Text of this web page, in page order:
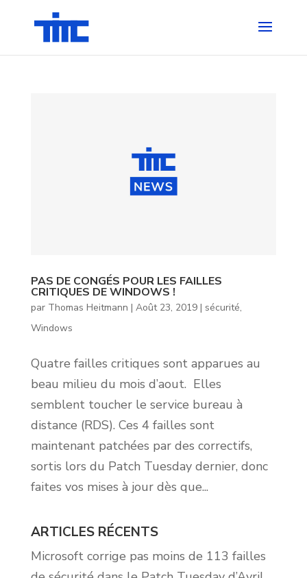
PAS DE CONGÉS POUR LES FAILLES
CRITIQUES DE WINDOWS !
par Thomas Heitmann | Août 23, 2019| sécurité,
Windows
Quatre failles critiques sont apparues au
beau milieu du mois d’aout. Elles
semblent toucher le service bureau à
distance (RDS). Ces 4 failles sont
maintenant patchées par des correctifs,
sortis lors du Patch Tuesday dernier, donc
faites vos mises à jour dès que...
ARTICLES RÉCENTS
Microsoft corrige pas moins de 113 failles